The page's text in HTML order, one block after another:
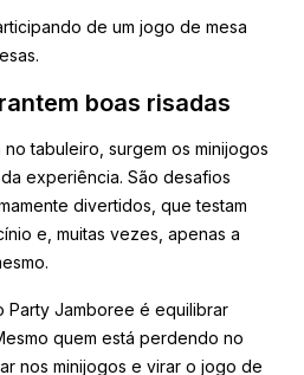
de um jogo de mesa
boas risadas
tabuleiro, surgem os minijogos
experiência. São desafios
divertidos, que testam
e, muitas vezes, apenas a
Party Jamboree é equilibrar
quem está perdendo no
nos minijogos e virar o jogo de